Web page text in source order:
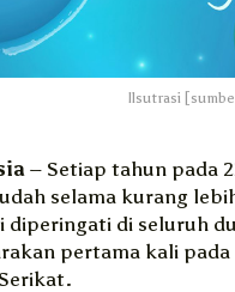
n
D
r
i
n
g
a
Ilsutrasi
– Setiap tahun pada
selama kurang
diperingati di seluruh
pertama kali pada